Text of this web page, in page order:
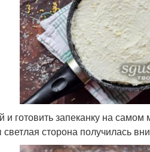
готовить запеканку на
сторона получилась